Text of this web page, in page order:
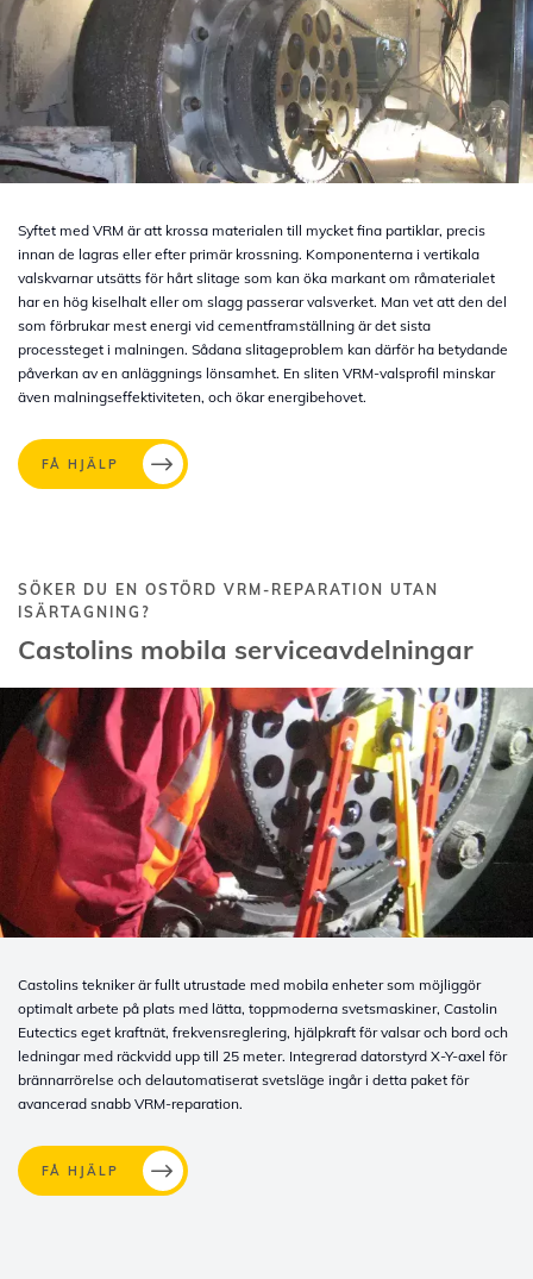
Syftet med VRM är att krossa materialen till mycket fina partiklar, precis
innan de lagras eller efter primär krossning. Komponenterna i vertikala
valskvarnar utsätts för hårt slitage som kan öka markant om råmaterialet
har en hög kiselhalt eller om slagg passerar valsverket. Man vet att den del
som förbrukar mest energi vid cementframställning är det sista
processteget i malningen. Sådana slitageproblem kan därför ha betydande
påverkan av en anläggnings lönsamhet. En sliten VRM-valsprofil minskar
även malningseffektiviteten, och ökar energibehovet.
FÅ HJÄLP
SÖKER DU EN OSTÖRD VRM-REPARATION UTAN
ISÄRTAGNING?
Castolins mobila serviceavdelningar
Castolins tekniker är fullt utrustade med mobila enheter som möjliggör
optimalt arbete på plats med lätta, toppmoderna svetsmaskiner, Castolin
Eutectics eget kraftnät, frekvensreglering, hjälpkraft för valsar och bord och
ledningar med räckvidd upp till 25 meter. Integrerad datorstyrd X-Y-axel för
brännarrörelse och delautomatiserat svetsläge ingår i detta paket för
avancerad snabb VRM-reparation.
FÅ HJÄLP